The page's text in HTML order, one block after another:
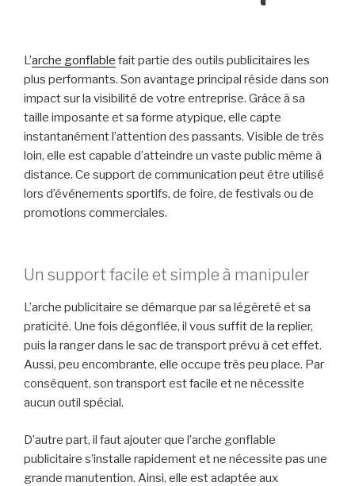
L’arche gonflable fait partie des outils publicitaires les
plus performants. Son avantage principal réside dans son
impact sur la visibilité de votre entreprise. Grâce à sa
taille imposante et sa forme atypique, elle capte
instantanément l’attention des passants. Visible de très
loin, elle est capable d’atteindre un vaste public même à
distance. Ce support de communication peut être utilisé
lors d’événements sportifs, de foire, de festivals ou de
promotions commerciales.
Un support facile et simple à manipuler
L’arche publicitaire se démarque par sa légèreté et sa
praticité. Une fois dégonflée, il vous suffit de la replier,
puis la ranger dans le sac de transport prévu à cet effet.
Aussi, peu encombrante, elle occupe très peu place. Par
conséquent, son transport est facile et ne nécessite
aucun outil spécial.
D’autre part, il faut ajouter que l’arche gonflable
publicitaire s’installe rapidement et ne nécessite pas une
grande manutention. Ainsi, elle est adaptée aux